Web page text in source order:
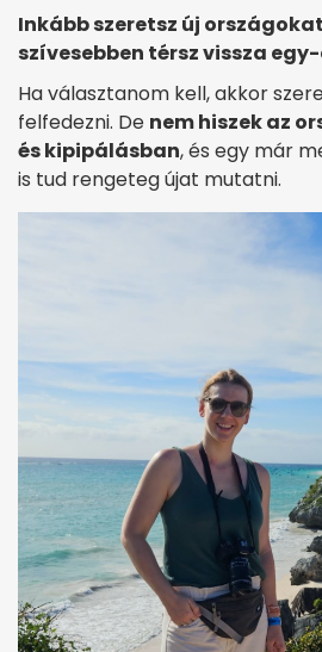
Inkább szeretsz új
szívesebben térsz vissza
Ha választanom kell, akkor
felfedezni. De nem hiszek az
és kipipálásban, és egy már
is tud rengeteg újat mutatni.